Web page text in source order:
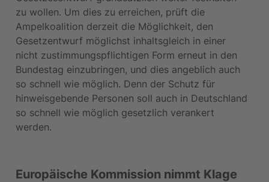
zu wollen. Um dies zu erreichen, prüft die
Ampelkoalition derzeit die Möglichkeit, den
Gesetzentwurf möglichst inhaltsgleich in einer
nicht zustimmungspflichtigen Form erneut in den
Bundestag einzubringen, und dies angeblich auch
so schnell wie möglich. Denn der Schutz für
hinweisgebende Personen soll auch in Deutschland
so schnell wie möglich gesetzlich verankert
werden.
Europäische Kommission nimmt Klage